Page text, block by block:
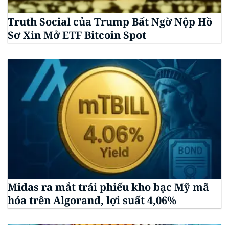
Truth Social của Trump Bất Ngờ Nộp Hồ
Sơ Xin Mở ETF Bitcoin Spot
Midas ra mắt trái phiếu kho bạc Mỹ mã
hóa trên Algorand, lợi suất 4,06%